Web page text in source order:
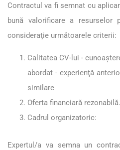
Contractul va fi semnat cu
bună valorificare a resurselor
consideraţie următoarele criterii:
Calitatea CV-lui -
abordat - experienţă
similare
Oferta financiară rezonabilă.
Cadrul organizatoric:
Expertul/a va semna un